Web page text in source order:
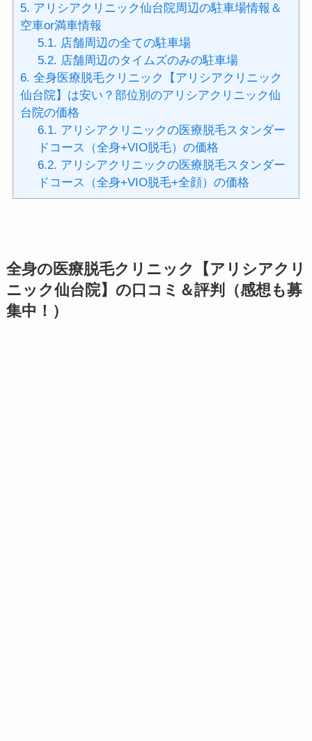
5. アリシアクリニック仙台院周辺の駐車場情報＆
空車or満車情報
5.1. 店舗周辺の全ての駐車場
5.2. 店舗周辺のタイムズのみの駐車場
6. 全身医療脱毛クリニック【アリシアクリニック
仙台院】は安い？部位別のアリシアクリニック仙
台院の価格
6.1. アリシアクリニックの医療脱毛スタンダー
ドコース（全身+VIO脱毛）の価格
6.2. アリシアクリニックの医療脱毛スタンダー
ドコース（全身+VIO脱毛+全顔）の価格
全身の医療脱毛クリニック【アリシアクリ
ニック仙台院】の口コミ＆評判（感想も募
集中！）